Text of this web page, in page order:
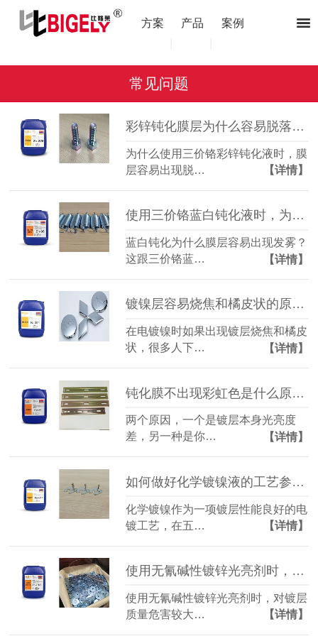
方案 产品 案例
常见问题
彩锌钝化膜层为什么容易脱落？（三价铬彩锌钝化液）
为什么使用三价铬彩锌钝化液时，膜
层容易出现脱…
【详情】
使用三价铬蓝白钝化液时，为什么膜层容易出现发雾？
蓝白钝化为什么膜层容易出现发雾？
这跟三价铬蓝…
【详情】
镀镍层容易烧焦和橘皮状的原因是什么？（镀镍光亮剂）
在电镀镍时如果出现镀层烧焦和橘皮
状，很多人下…
【详情】
钝化膜不出现彩虹色是什么原因造成的？（三价铬彩锌钝化液）
两个原因，一个是镀层本身光亮度
差，另一种是你…
【详情】
如何做好化学镀镍液的工艺参数控制？
化学镀镍作为一项镀层性能良好的电
镀工艺，在五…
【详情】
使用无氰碱性镀锌光亮剂时，铜杂质的科学去除方法
使用无氰碱性镀锌光亮剂时，对镀层
质量危害较大…
【详情】